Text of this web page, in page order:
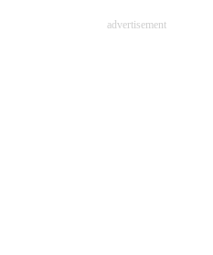
advertisement